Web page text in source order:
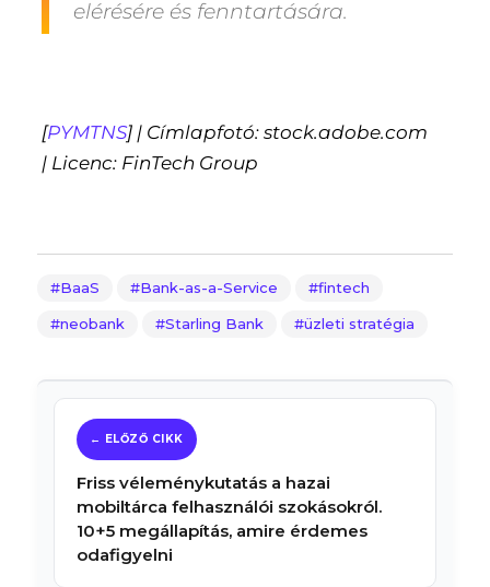
elérésére és fenntartására.
[PYMTNS] | Címlapfotó: stock.adobe.com
| Licenc: FinTech Group
BaaS Bank-as-a-Service fintech
neobank Starling Bank üzleti stratégia
Friss véleménykutatás a hazai
mobiltárca felhasználói szokásokról.
10+5 megállapítás, amire érdemes
odafigyelni